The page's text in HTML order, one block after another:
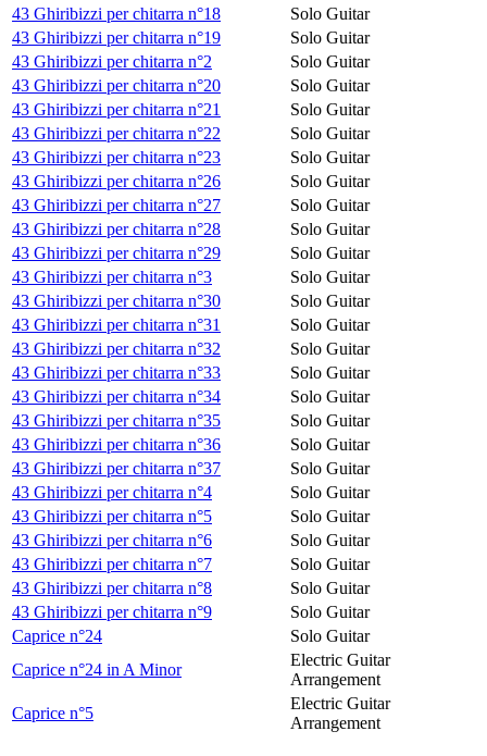
43 Ghiribizzi per chitarra n°18
Solo Guitar
43 Ghiribizzi per chitarra n°19
Solo Guitar
43 Ghiribizzi per chitarra n°2
Solo Guitar
43 Ghiribizzi per chitarra n°20
Solo Guitar
43 Ghiribizzi per chitarra n°21
Solo Guitar
43 Ghiribizzi per chitarra n°22
Solo Guitar
43 Ghiribizzi per chitarra n°23
Solo Guitar
43 Ghiribizzi per chitarra n°26
Solo Guitar
43 Ghiribizzi per chitarra n°27
Solo Guitar
43 Ghiribizzi per chitarra n°28
Solo Guitar
43 Ghiribizzi per chitarra n°29
Solo Guitar
43 Ghiribizzi per chitarra n°3
Solo Guitar
43 Ghiribizzi per chitarra n°30
Solo Guitar
43 Ghiribizzi per chitarra n°31
Solo Guitar
43 Ghiribizzi per chitarra n°32
Solo Guitar
43 Ghiribizzi per chitarra n°33
Solo Guitar
43 Ghiribizzi per chitarra n°34
Solo Guitar
43 Ghiribizzi per chitarra n°35
Solo Guitar
43 Ghiribizzi per chitarra n°36
Solo Guitar
43 Ghiribizzi per chitarra n°37
Solo Guitar
43 Ghiribizzi per chitarra n°4
Solo Guitar
43 Ghiribizzi per chitarra n°5
Solo Guitar
43 Ghiribizzi per chitarra n°6
Solo Guitar
43 Ghiribizzi per chitarra n°7
Solo Guitar
43 Ghiribizzi per chitarra n°8
Solo Guitar
43 Ghiribizzi per chitarra n°9
Solo Guitar
Caprice n°24
Solo Guitar
Caprice n°24 in A Minor
Electric Guitar
Arrangement
Caprice n°5
Electric Guitar
Arrangement